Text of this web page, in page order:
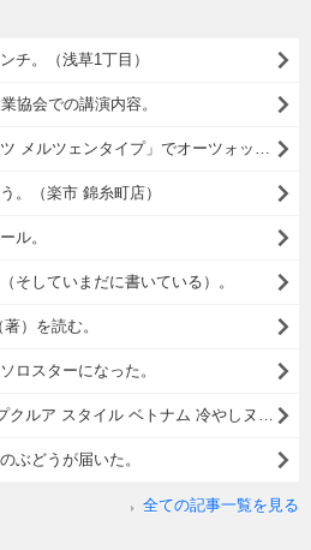
チ。（浅草1丁目）
協会での講演内容。
アサヒ世界ビール紀行「ドイツ メルツェンタイプ」でオーツォップフト イズ！
。（楽市 錦糸町店）
ル。
そしていまだに書いている）。
）を読む。
ロスターになった。
ブン ティット ヌン（クロープクルア スタイル ベトナム 冷やしヌードル）でランチ。
ぶどうが届いた。
全ての記事一覧を見る